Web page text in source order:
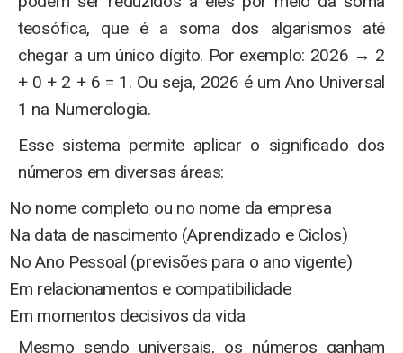
teosófica, que é a soma dos algarismos até
chegar a um único dígito. Por exemplo: 2026 → 2
+ 0 + 2 + 6 = 1. Ou seja, 2026 é um Ano Universal
1 na Numerologia.
Esse sistema permite aplicar o significado dos
números em diversas áreas:
No nome completo ou no nome da empresa
Na data de nascimento (Aprendizado e Ciclos)
No Ano Pessoal (previsões para o ano vigente)
Em relacionamentos e compatibilidade
Em momentos decisivos da vida
Mesmo sendo universais, os números ganham